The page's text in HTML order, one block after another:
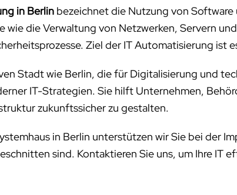
in Berlin bezeichnet die Nutzung von
wie die Verwaltung von Netzwerken, Servern
Ziel der IT Automatisierung ist
Stadt wie Berlin, die für Digitalisierung und
IT-Strategien. Sie hilft Unternehmen,
zukunftssicher zu gestalten.
in Berlin unterstützen wir Sie bei der
sind. Kontaktieren Sie uns, um Ihre IT